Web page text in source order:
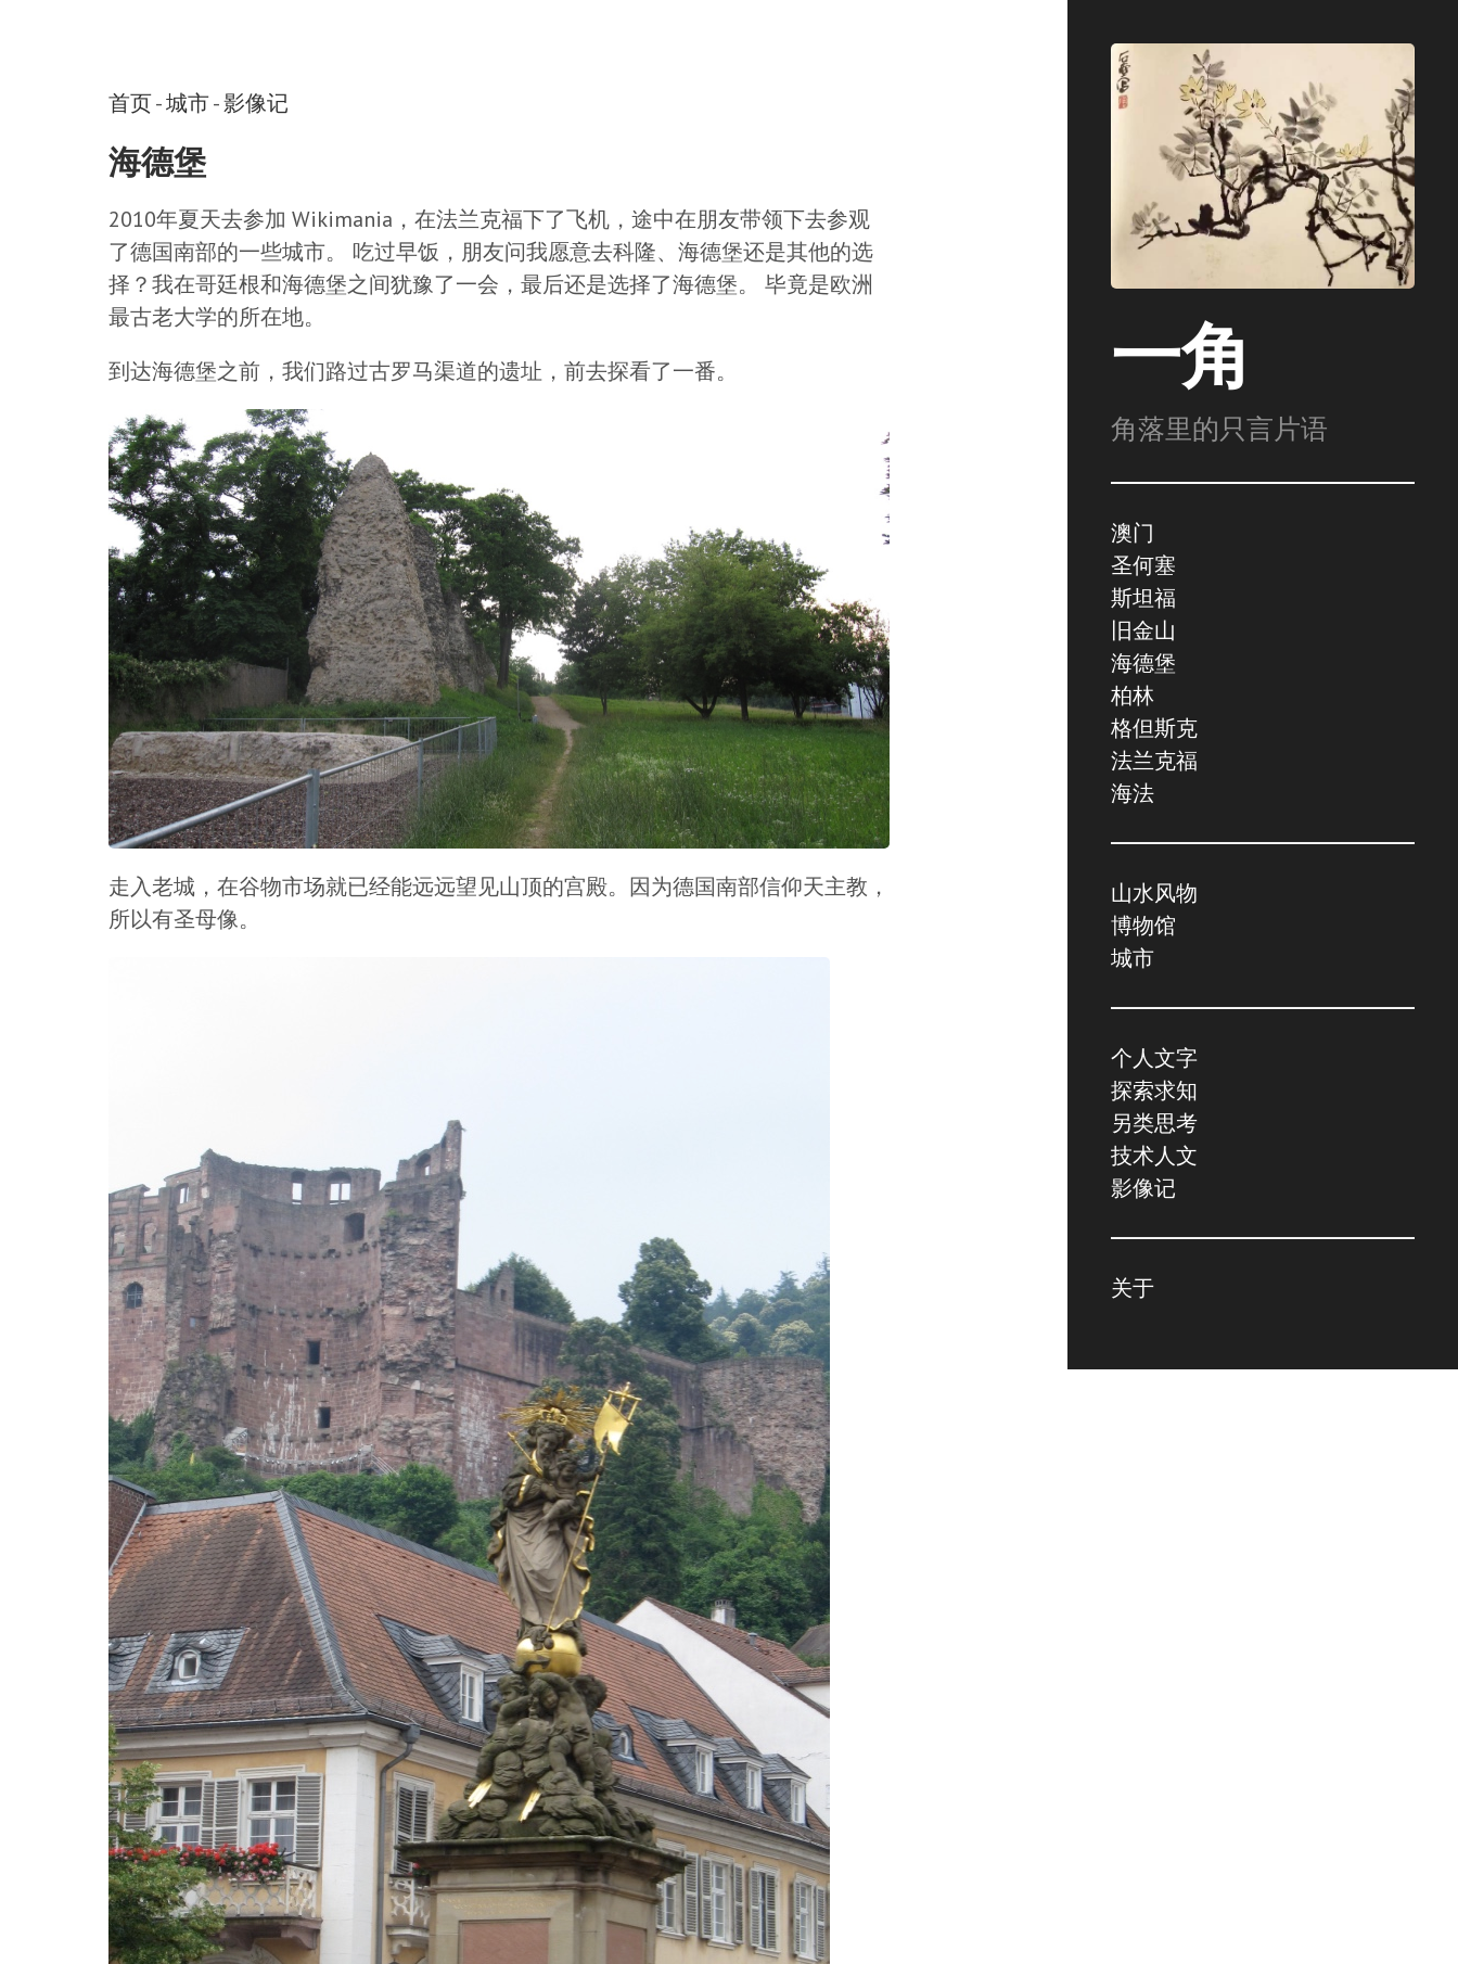
一角
角落里的只言片语
澳门
圣何塞
斯坦福
旧金山
海德堡
柏林
格但斯克
法兰克福
海法
山水风物
博物馆
城市
个人文字
探索求知
另类思考
技术人文
影像记
关于
首页-城市-影像记
海德堡
2010年夏天去参加 Wikimania，在法兰克福下了飞机，途中在朋友带领下去参观
了德国南部的一些城市。 吃过早饭，朋友问我愿意去科隆、海德堡还是其他的选
择？我在哥廷根和海德堡之间犹豫了一会，最后还是选择了海德堡。 毕竟是欧洲
最古老大学的所在地。
到达海德堡之前，我们路过古罗马渠道的遗址，前去探看了一番。
走入老城，在谷物市场就已经能远远望见山顶的宫殿。因为德国南部信仰天主教，
所以有圣母像。